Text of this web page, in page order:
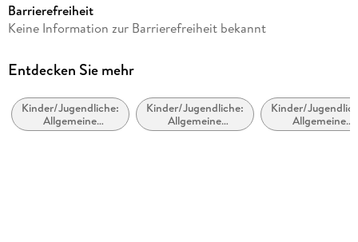
Altersempfehlung
Reihe
Autor/Autorin
Susanne Gernhäuser
Barrierefreiheit
Keine Information zur Barrierefreiheit bekannt
Entdecken Sie mehr
Kinder/Jugendliche:
Allgemeine
Interessen:
Kinder/Jugendliche:
Allgemeine
Interessen: Flora
Kinder/
Allgemeine
Interessen: